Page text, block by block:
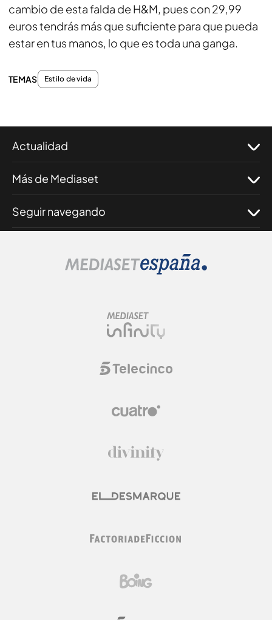
cambio de esta falda de H&M, pues con 29,99
euros tendrás más que suficiente para que pueda
estar en tus manos, lo que es toda una ganga.
TEMAS Estilo de vida
Actualidad
Más de Mediaset
Seguir navegando